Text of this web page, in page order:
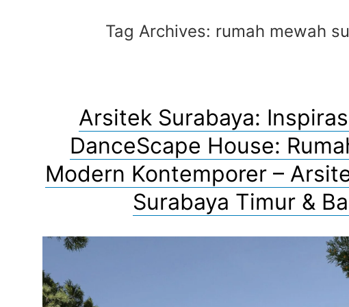
Tag Archives: rumah mewah
Arsitek Surabaya:
DanceScape House:
Modern Kontemporer –
Surabaya Timur &